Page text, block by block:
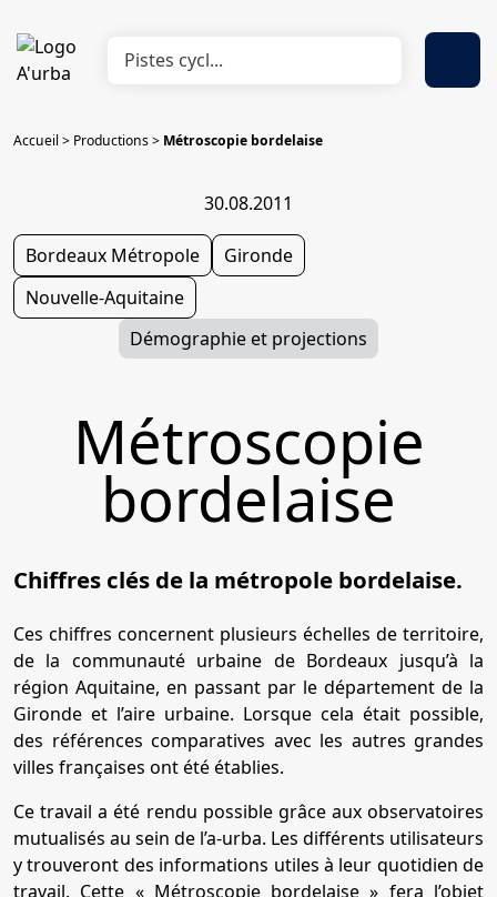
Accueil> Productions> Métroscopie bordelaise
30.08.2011
Bordeaux Métropole
Gironde
Nouvelle-Aquitaine
Démographie et projections
Métroscopie
bordelaise
Chiffres clés de la métropole bordelaise.
Ces chiffres concernent plusieurs échelles de territoire,
de la communauté urbaine de Bordeaux jusqu’à la
région Aquitaine, en passant par le département de la
Gironde et l’aire urbaine. Lorsque cela était possible,
des références comparatives avec les autres grandes
villes françaises ont été établies.
Ce travail a été rendu possible grâce aux observatoires
mutualisés au sein de l’a-urba. Les différents utilisateurs
y trouveront des informations utiles à leur quotidien de
travail. Cette « Métroscopie bordelaise » fera l’objet